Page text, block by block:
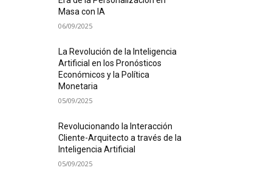
Masa con IA
06/09/2025
La Revolución de la Inteligencia
Artificial en los Pronósticos
Económicos y la Política
Monetaria
05/09/2025
Revolucionando la Interacción
Cliente-Arquitecto a través de la
Inteligencia Artificial
05/09/2025